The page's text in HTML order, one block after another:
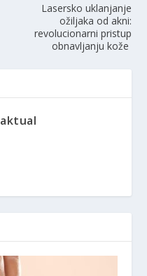
Lasersko uklanjanje
ožiljaka od akni:
revolucionarni pristup
obnavljanju kože
aktual